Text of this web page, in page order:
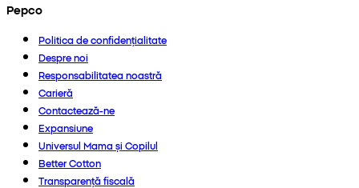
Pepco
Politica de confidențialitate
Despre noi
Responsabilitatea noastră
Carieră
Contactează-ne
Expansiune
Universul Mama și Copilul
Better Cotton
Transparență fiscală